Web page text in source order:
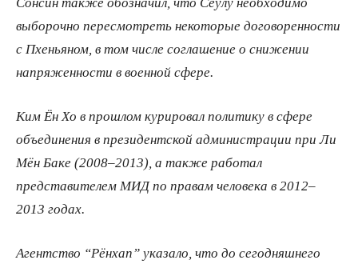
выборочно пересмотреть некоторые договоренности
с Пхеньяном, в том числе соглашение о снижении
напряженности в военной сфере.
Ким Ён Хо в прошлом курировал политику в сфере
объединения в президентской администрации при Ли
Мён Баке (2008–2013), а также работал
представителем МИД по правам человека в 2012–
2013 годах.
Агентство “Рёнхап” указало, что до сегодняшнего